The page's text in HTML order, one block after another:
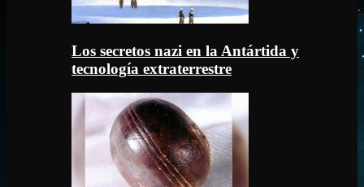
Los secretos nazi en la Antártida y
tecnología extraterrestre